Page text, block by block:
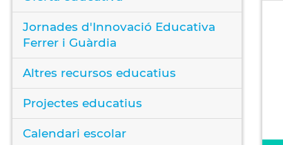
Jornades d'Innovació Educativa
Ferrer i Guàrdia
Altres recursos educatius
Projectes educatius
Calendari escolar